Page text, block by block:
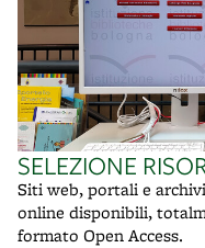
SELEZIONE
Siti web, portali e
online disponibili,
formato Open Access.